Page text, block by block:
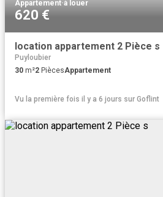
Appartement·à louer
620 €
location appartement 2 Pièce s
Puyloubier
30 m²2 PiècesAppartement
Vu la première fois il y a 6 jours sur Goflint